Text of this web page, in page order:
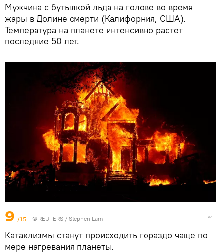
Мужчина с бутылкой льда на голове во время
жары в Долине смерти (Калифорния, США).
Температура на планете интенсивно растет
последние 50 лет.
9 /15 © REUTERS / Stephen Lam
Катаклизмы станут происходить гораздо чаще по
мере нагревания планеты.